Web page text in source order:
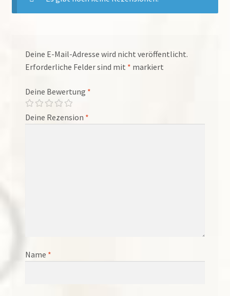
Deine E-Mail-Adresse wird nicht veröffentlicht.
Erforderliche Felder sind mit * markiert
Deine Bewertung *
Deine Rezension *
Name *